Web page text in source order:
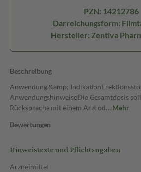
PZN: 14212786
Darreichungsform:
Hersteller: Zentiva
Beschreibung
Anwendung &amp;
AnwendungshinweiseDie Gesamtdosis
Rücksprache mit einem Arzt od… Mehr
Bewertungen
Hinweistexte und Pflichtangaben
Arzneimittel